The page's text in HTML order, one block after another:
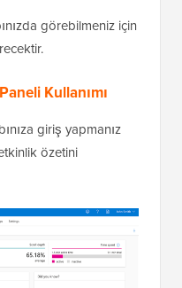
görebilmeniz için
Kullanımı
giriş yapmanız
özetini